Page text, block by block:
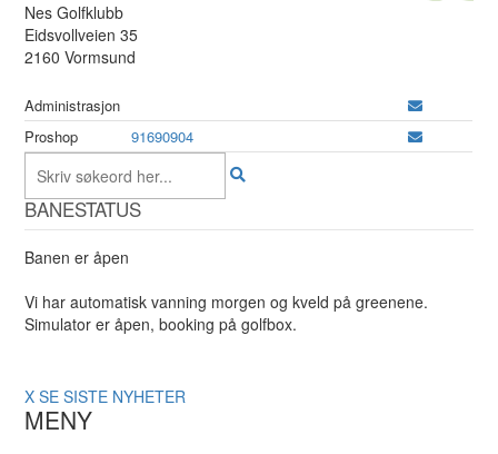
Nes Golfklubb
Eidsvollveien 35
2160 Vormsund
Administrasjon
Proshop
91690904
BANESTATUS
Banen er åpen
Vi har automatisk vanning morgen og kveld på greenene.
Simulator er åpen, booking på golfbox.
X SE SISTE NYHETER
MENY